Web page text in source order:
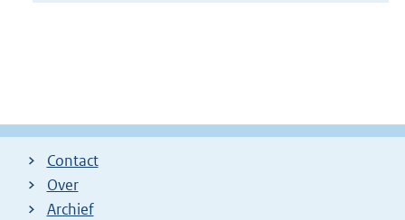
Contact
Over
Archief